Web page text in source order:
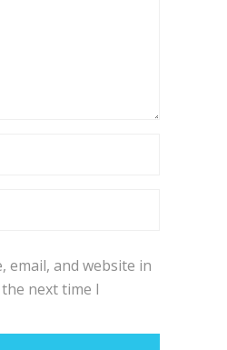
email, and website in
next time I